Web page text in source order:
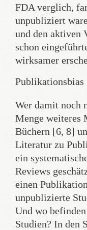
FDA verglich,
unpubliziert
und den aktiven
schon
wirksamer
Publikationsbias
Wer damit noch
Menge weiteres
Büchern [6, 8]
Literatur zu
ein
Reviews
einen
unpublizierte
Und wo
Studien? In den